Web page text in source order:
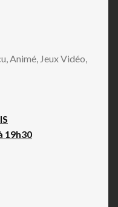
Animé, Jeux Vidéo,
19h30